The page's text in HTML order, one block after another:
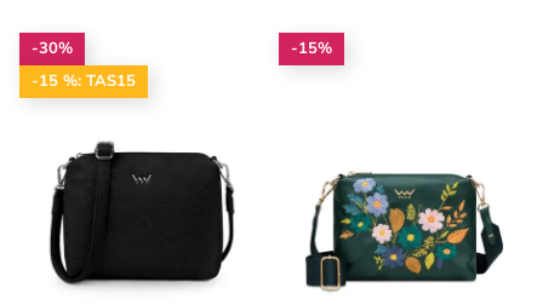
-30%
-15 %: TAS15
-15%